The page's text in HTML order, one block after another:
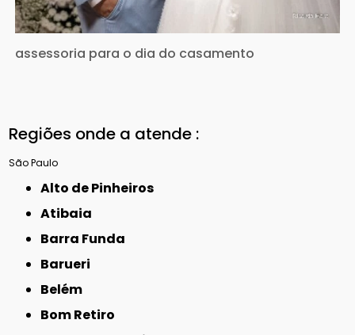
assessoria para o dia do casamento
Regiões onde a atende :
São Paulo
Alto de Pinheiros
Atibaia
Barra Funda
Barueri
Belém
Bom Retiro